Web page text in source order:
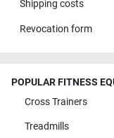
Shipping costs
Revocation form
POPULAR FITNESS
Cross Trainers
Treadmills